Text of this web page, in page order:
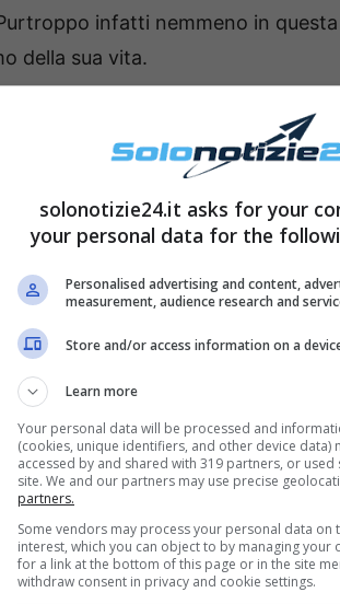
infatti nemmeno in
della sua vita.
le sue braccia fa il
conRiccardo Guarnierila dama,
una delusione dopo l’altra.
caso suo, infatti le conoscenze si
solonotizie24.it asks for your
your personal data for the
Personalised advertising and content,
measurement, audience research and
Store and/or access information on a
Learn more
Your personal data will be processed and
(cookies, unique identifiers, and other device data)
accessed by and shared with 319 partners, or used
site. We and our partners may use precise
partners.
Some vendors may process your personal data on
interest, which you can object to by managing your
for a link at the bottom of this page or in the site
withdraw consent in privacy and cookie settings.